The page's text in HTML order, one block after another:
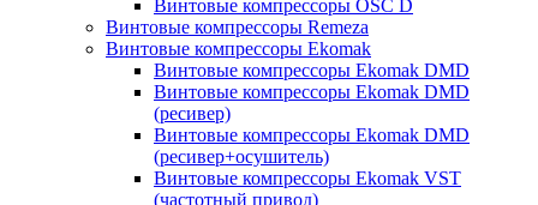
Винтовые компрессоры OSC D
Винтовые компрессоры Remeza
Винтовые компрессоры Ekomak
Винтовые компрессоры Ekomak DMD
Винтовые компрессоры Ekomak DMD
(ресивер)
Винтовые компрессоры Ekomak DMD
(ресивер+осушитель)
Винтовые компрессоры Ekomak VST
(частотный привод)